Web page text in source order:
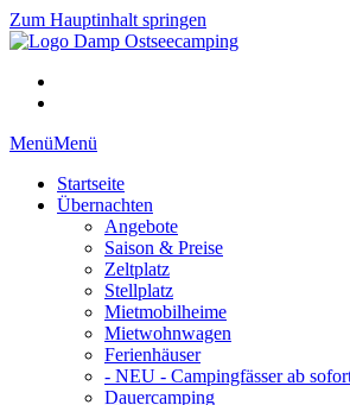
Zum Hauptinhalt springen
MenüMenü
Startseite
Übernachten
Angebote
Saison & Preise
Zeltplatz
Stellplatz
Mietmobilheime
Mietwohnwagen
Ferienhäuser
- NEU - Campingfässer ab
Dauercamping